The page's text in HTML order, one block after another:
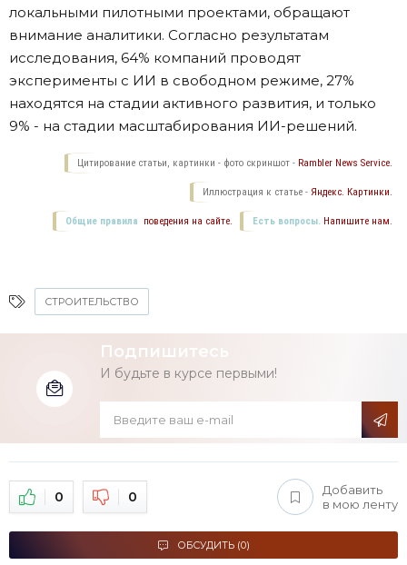
локальными пилотными проектами, обращают
внимание аналитики. Согласно результатам
исследования, 64% компаний проводят
эксперименты с ИИ в свободном режиме, 27%
находятся на стадии активного развития, и только
9% - на стадии масштабирования ИИ-решений.
Цитирование статьи, картинки - фото скриншот - Rambler News Service.
Иллюстрация к статье - Яндекс. Картинки.
Есть вопросы. Напишите нам.
Общие правила поведения на сайте.
СТРОИТЕЛЬСТВО
Подпишитесь
И будьте в курсе первыми!
0 0
Добавить
в мою ленту
ОБСУДИТЬ (0)